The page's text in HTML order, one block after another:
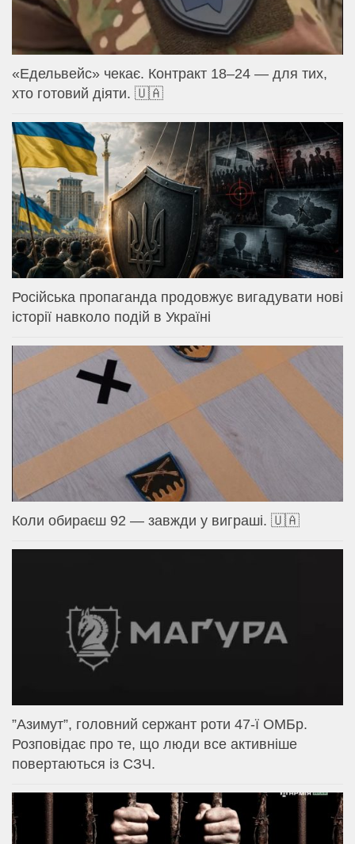
«Едельвейс» чекає. Контракт 18–24 — для тих,
хто готовий діяти. 🇺🇦
Російська пропаганда продовжує вигадувати нові
історії навколо подій в Україні
Коли обираєш 92 — завжди у виграші. 🇺🇦
⁨”Азимут”, головний сержант роти 47-ї ОМБр.
Розповідає про те, що люди все активніше
повертаються із СЗЧ.